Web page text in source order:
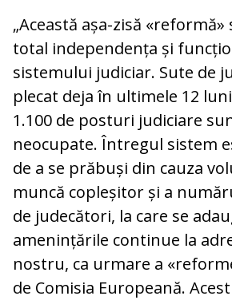
„Această așa-zisă
total independența și
sistemului judiciar. Sute de
plecat deja în ultimele 12
1.100 de posturi judiciare
neocupate. Întregul sistem
de a se prăbuși din cauza
muncă copleșitor și a
de judecători, la care se
amenințările continue la
nostru, ca urmare a
de Comisia Europeană.